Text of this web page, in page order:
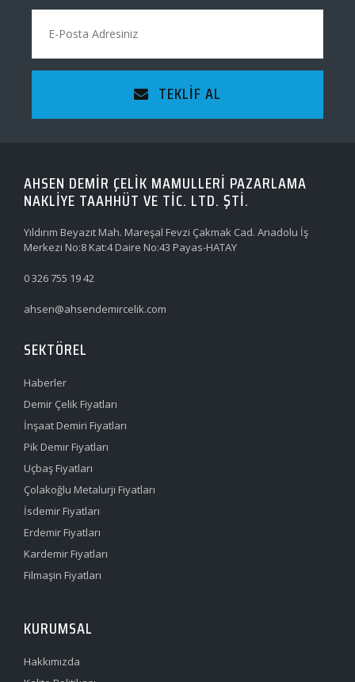
TEKLIF AL
AHSEN DEMİR ÇELİK MAMULLERİ PAZARLAMA
NAKLİYE TAAHHÜT VE TİC. LTD. ŞTİ.
Yıldırım Beyazıt Mah. Mareşal Fevzi Çakmak Cad. Anadolu İş
Merkezi No:8 Kat:4 Daire No:43 Payas-HATAY
0 326 755 19 42
ahsen@ahsendemircelik.com
SEKTÖREL
Haberler
Demir Çelik Fiyatları
İnşaat Demiri Fiyatları
Pik Demir Fiyatları
Uçbaş Fiyatları
Çolakoğlu Metalurji Fiyatları
İsdemir Fiyatları
Erdemir Fiyatları
Kardemir Fiyatları
Filmaşin Fiyatları
KURUMSAL
Hakkımızda